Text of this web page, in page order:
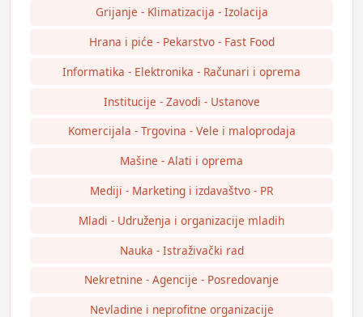
Grijanje - Klimatizacija - Izolacija
Hrana i piće - Pekarstvo - Fast Food
Informatika - Elektronika - Računari i oprema
Institucije - Zavodi - Ustanove
Komercijala - Trgovina - Vele i maloprodaja
Mašine - Alati i oprema
Mediji - Marketing i izdavaštvo - PR
Mladi - Udruženja i organizacije mladih
Nauka - Istraživački rad
Nekretnine - Agencije - Posredovanje
Nevladine i neprofitne organizacije